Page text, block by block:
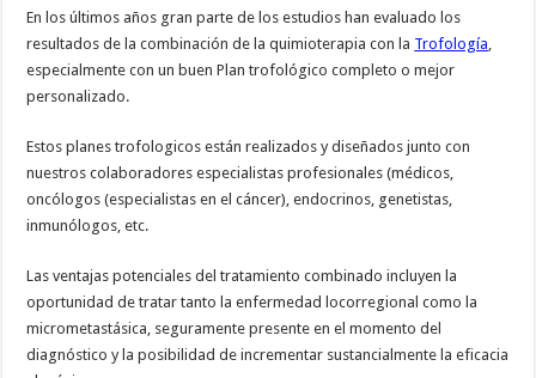
En los últimos años gran parte de los estudios han evaluado los
resultados de la combinación de la quimioterapia con la Trofología
especialmente con un buen Plan trofológico completo o mejor
personalizado.
Estos planes trofologicos están realizados y diseñados junto con
nuestros colaboradores especialistas profesionales (médicos,
oncólogos (especialistas en el cáncer), endocrinos, genetistas,
inmunólogos, etc.
Las ventajas potenciales del tratamiento combinado incluyen la
oportunidad de tratar tanto la enfermedad locorregional como la
micrometastásica, seguramente presente en el momento del
diagnóstico y la posibilidad de incrementar sustancialmente la eficacia